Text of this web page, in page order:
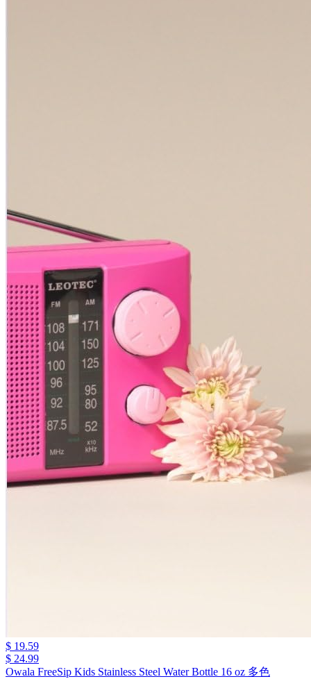
$ 19.59
$ 24.99
Owala FreeSip Kids Stainless Steel Water Bottle 16 oz 多色